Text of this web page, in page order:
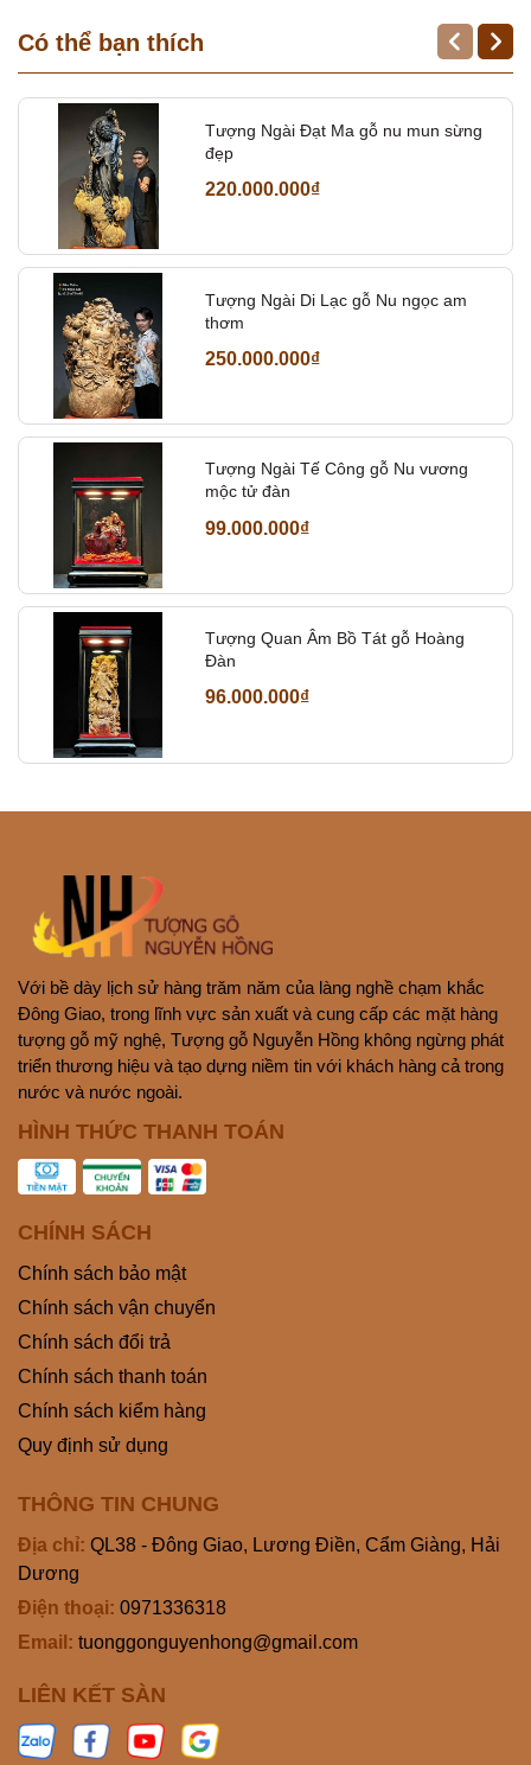
Có thể bạn thích
Tượng Ngài Đạt Ma gỗ nu mun sừng
đẹp
220.000.000₫
Tượng Ngài Di Lạc gỗ Nu ngọc am
thơm
250.000.000₫
Tượng Ngài Tế Công gỗ Nu vương
mộc tử đàn
99.000.000₫
Tượng Quan Âm Bồ Tát gỗ Hoàng
Đàn
96.000.000₫
Với bề dày lịch sử hàng trăm năm của làng nghề chạm khắc
Đông Giao, trong lĩnh vực sản xuất và cung cấp các mặt hàng
tượng gỗ mỹ nghệ, Tượng gỗ Nguyễn Hồng không ngừng phát
triển thương hiệu và tạo dựng niềm tin với khách hàng cả trong
nước và nước ngoài.
HÌNH THỨC THANH TOÁN
CHÍNH SÁCH
Chính sách bảo mật
Chính sách vận chuyển
Chính sách đổi trả
Chính sách thanh toán
Chính sách kiểm hàng
Quy định sử dụng
THÔNG TIN CHUNG
Địa chỉ: QL38 - Đông Giao, Lương Điền, Cẩm Giàng, Hải
Dương
Điện thoại: 0971336318
Email: tuonggonguyenhong@gmail.com
LIÊN KẾT SÀN